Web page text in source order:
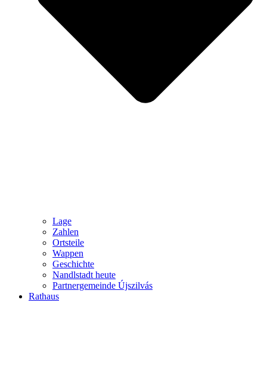
Lage
Zahlen
Ortsteile
Wappen
Geschichte
Nandlstadt heute
Partnergemeinde Újszilvás
Rathaus